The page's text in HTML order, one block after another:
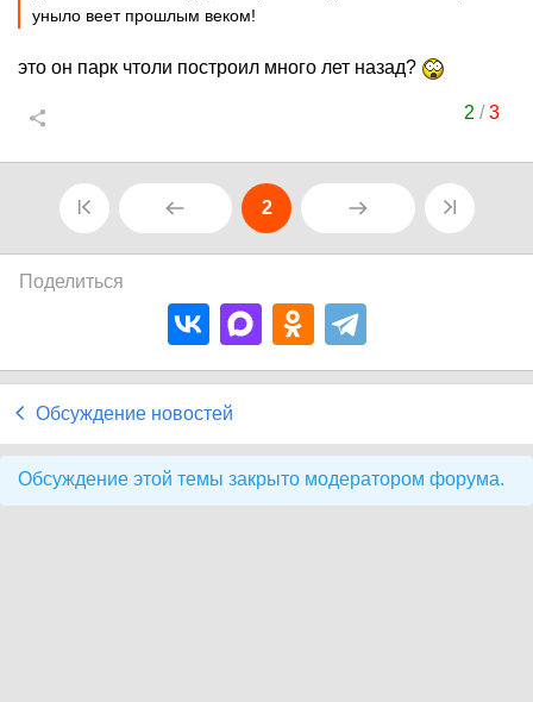
уныло веет прошлым веком!
это он парк чтоли построил много лет назад?
2 /3
2
Поделиться
Обсуждение новостей
Обсуждение этой темы закрыто модератором форума.